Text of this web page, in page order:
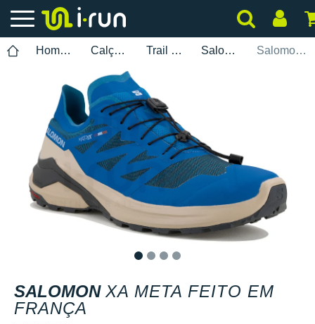
Homem Calçados Trail Running Salomon Salomon XA Meta Feito em França
SALOMON XA META FEITO EM
FRANÇA